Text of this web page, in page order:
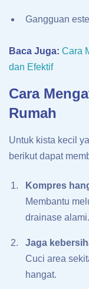
Gangguan
Baca Juga: Cara
dan Efektif
Cara
Rumah
Untuk kista kecil
berikut dapat
Kompres
Membantu
drainase alami.
Jaga
Cuci area
hangat.